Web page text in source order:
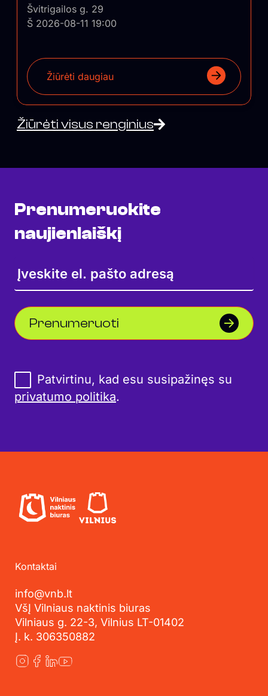
Švitrigailos g. 29
Š 2026-08-11 19:00
Žiūrėti daugiau
Žiūrėti visus renginius
Prenumeruokite
naujienlaiškį
Prenumeruoti
Patvirtinu, kad esu susipažinęs su
privatumo politika.
Kontaktai
info@vnb.lt
VšĮ Vilniaus naktinis biuras
Vilniaus g. 22-3, Vilnius LT-01402
Į. k. 306350882